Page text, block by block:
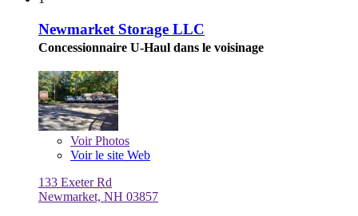
Newmarket Storage LLC
Concessionnaire U-Haul dans le voisinage
VoirPhotos
Voir le site Web
133 Exeter Rd
Newmarket, NH 03857